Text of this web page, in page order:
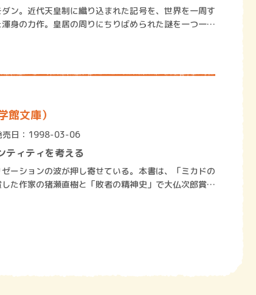
ン。近代天皇制に織り込まれた記号を、世界を一周す
身の力作。皇居の周りにちりばめられた謎を一つ一つ
界へと広がっ…
館文庫）
売日：1998-03-06
ティティを考える
ーションの波が押し寄せている。本書は、「ミカドの
た作家の猪瀬直樹と「敗者の精神史」で大仏次郎賞を
昌男が既存の…